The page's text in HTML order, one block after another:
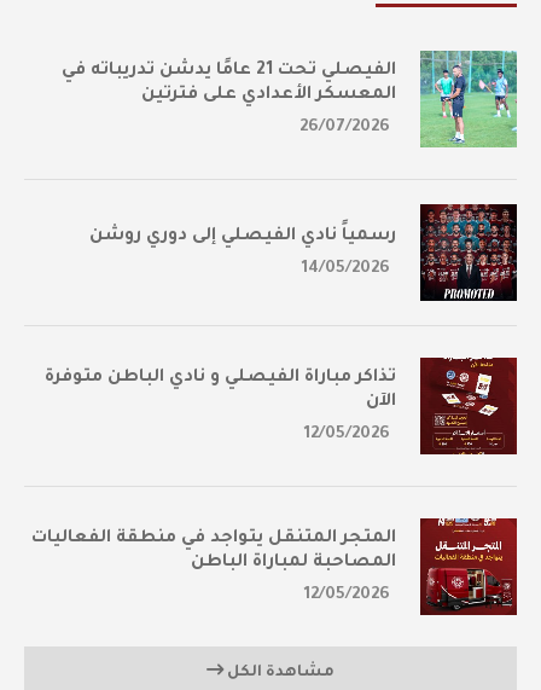
الفيصلي تحت 21 عامًا يدشن تدريباته في
المعسكر الأعدادي على فترتين
26/07/2026
رسمياً نادي الفيصلي إلى دوري روشن
14/05/2026
تذاكر مباراة الفيصلي و نادي الباطن متوفرة
الآن
12/05/2026
المتجر المتنقل يتواجد في منطقة الفعاليات
المصاحبة لمباراة الباطن
12/05/2026
مشاهدة الكل